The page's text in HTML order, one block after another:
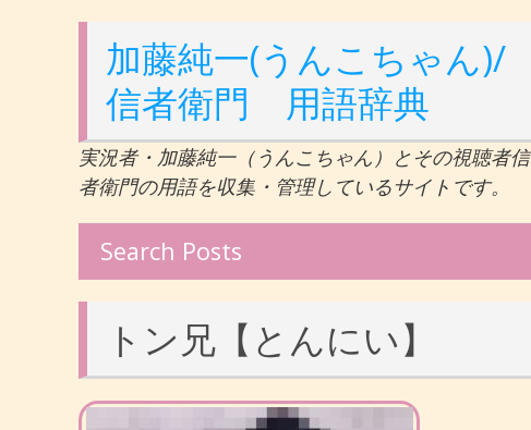
加藤純一(うんこちゃん)/
信者衛門 用語辞典
実況者・加藤純一（うんこちゃん）とその視聴者信
者衛門の用語を収集・管理しているサイトです。
Search Posts
トン兄【とんにい】